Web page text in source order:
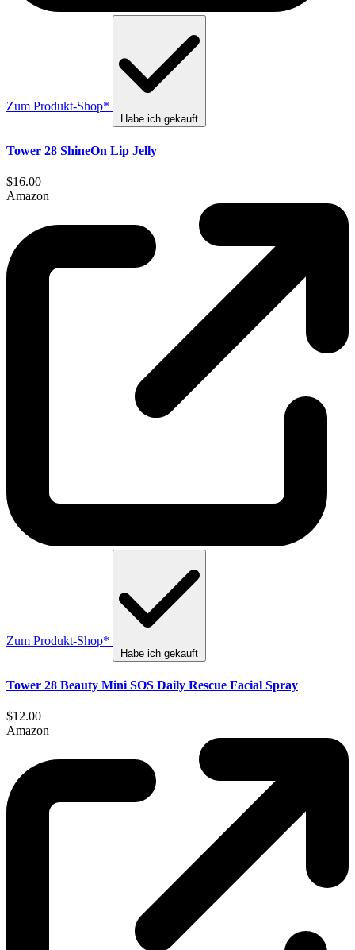
Zum Produkt-Shop*
Habe ich gekauft
Tower 28 ShineOn Lip Jelly
$16.00
Amazon
Zum Produkt-Shop*
Habe ich gekauft
Tower 28 Beauty Mini SOS Daily Rescue Facial Spray
$12.00
Amazon